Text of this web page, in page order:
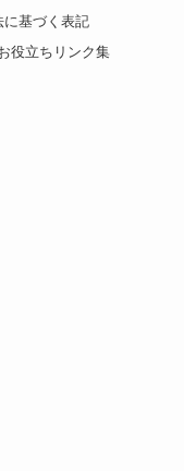
に基づく表記
役立ちリンク集